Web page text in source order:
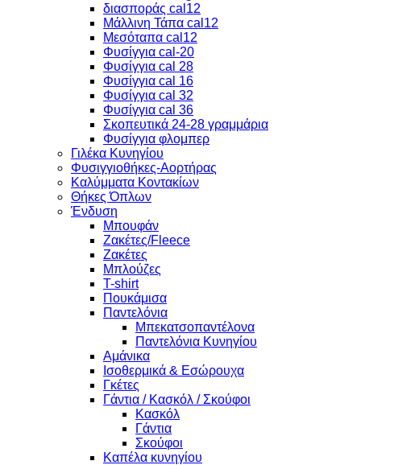
διασποράς cal12
Μάλλινη Τάπα cal12
Μεσόταπα cal12
Φυσίγγια cal-20
Φυσίγγια cal 28
Φυσίγγια cal 16
Φυσίγγια cal 32
Φυσίγγια cal 36
Σκοπευτικά 24-28 γραμμάρια
Φυσίγγια φλομπερ
Γιλέκα Κυνηγίου
Φυσιγγιοθήκες-Αορτήρας
Καλύμματα Κοντακίων
Θήκες Όπλων
Ένδυση
Μπουφάν
Ζακέτες/Fleece
Ζακέτες
Μπλούζες
T-shirt
Πουκάμισα
Παντελόνια
Μπεκατσοπαντέλονα
Παντελόνια Κυνηγίου
Αμάνικα
Ισοθερμικά & Εσώρουχα
Γκέτες
Γάντια / Κασκόλ / Σκούφοι
Κασκόλ
Γάντια
Σκούφοι
Καπέλα κυνηγίου